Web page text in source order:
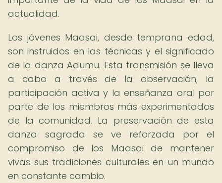
actualidad.
Los jóvenes Maasai, desde temprana edad,
son instruidos en las técnicas y el significado
de la danza Adumu. Esta transmisión se lleva
a cabo a través de la observación, la
participación activa y la enseñanza oral por
parte de los miembros más experimentados
de la comunidad. La preservación de esta
danza sagrada se ve reforzada por el
compromiso de los Maasai de mantener
vivas sus tradiciones culturales en un mundo
en constante cambio.